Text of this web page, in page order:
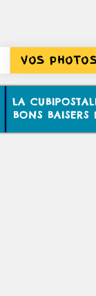
VOS
LA
BONS BAISERS